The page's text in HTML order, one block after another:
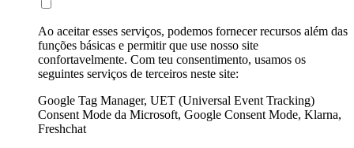
Ao aceitar esses serviços, podemos fornecer recursos além das
funções básicas e permitir que use nosso site
confortavelmente. Com teu consentimento, usamos os
seguintes serviços de terceiros neste site:
Google Tag Manager, UET (Universal Event Tracking)
Consent Mode da Microsoft, Google Consent Mode, Klarna,
Freshchat